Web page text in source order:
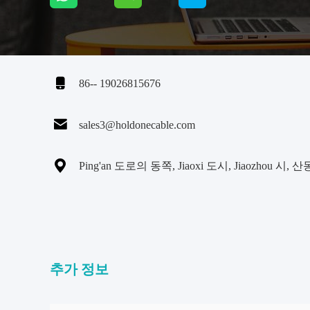
 86-- 19026815676
 sales3@holdonecable.com
 Ping'an 도로의 동쪽, Jiaoxi 도시, Jiaozhou 시, 산
추가 정보